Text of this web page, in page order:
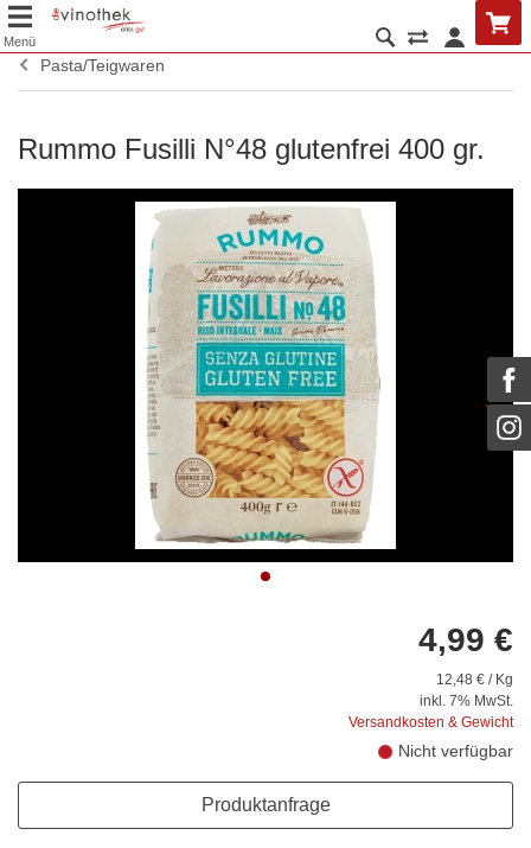
Menü
Pasta/Teigwaren
Rummo Fusilli N°48 glutenfrei 400 gr.
4,99 €
12,48 € / Kg
inkl. 7% MwSt.
Versandkosten & Gewicht
Nicht verfügbar
Produktanfrage